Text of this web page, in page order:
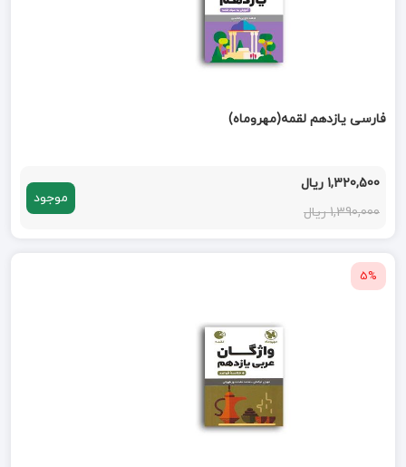
فارسی یازدهم لقمه(مهروماه)
1,320,500 ریال
1,390,000 ریال
موجود
5%